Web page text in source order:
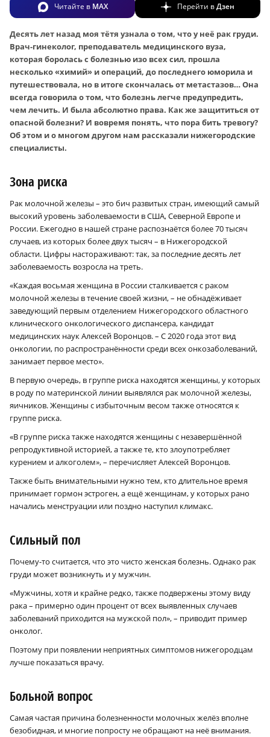
Читайте в MAX Перейти вДзен
Десять лет назад моя тётя узнала о том, что у неё рак груди.
Врач-гинеколог, преподаватель медицинского вуза,
которая боролась с болезнью изо всех сил, прошла
несколько «химий» и операций, до последнего юморила и
путешествовала, но в итоге скончалась от метастазов… Она
всегда говорила о том, что болезнь легче предупредить,
чем лечить. И была абсолютно права. Как же защититься от
опасной болезни? И вовремя понять, что пора бить тревогу?
Об этом и о многом другом нам рассказали нижегородские
специалисты.
Зона риска
Рак молочной железы – это бич развитых стран, имеющий самый
высокий уровень заболеваемости в США, Северной Европе и
России. Ежегодно в нашей стране распознаётся более 70 тысяч
случаев, из которых более двух тысяч – в Нижегородской
области. Цифры настораживают: так, за последние десять лет
заболеваемость возросла на треть.
«Каждая восьмая женщина в России сталкивается с раком
молочной железы в течение своей жизни, – не обнадёживает
заведующий первым отделением Нижегородского областного
клинического онкологического диспансера, кандидат
медицинских наук Алексей Воронцов. – С 2020 года этот вид
онкологии, по распространённости среди всех онкозаболеваний,
занимает первое место».
В первую очередь, в группе риска находятся женщины, у которых
в роду по материнской линии выявлялся рак молочной железы,
яичников. Женщины с избыточным весом также относятся к
группе риска.
«В группе риска также находятся женщины с незавершённой
репродуктивной историей, а также те, кто злоупотребляет
курением и алкоголем», – перечисляет Алексей Воронцов.
Также быть внимательными нужно тем, кто длительное время
принимает гормон эстроген, а ещё женщинам, у которых рано
начались менструации или поздно наступил климакс.
Сильный пол
Почему-то считается, что это чисто женская болезнь. Однако рак
груди может возникнуть и у мужчин.
«Мужчины, хотя и крайне редко, также подвержены этому виду
рака – примерно один процент от всех выявленных случаев
заболеваний приходится на мужской пол», – приводит пример
онколог.
Поэтому при появлении неприятных симптомов нижегородцам
лучше показаться врачу.
Больной вопрос
Самая частая причина болезненности молочных желёз вполне
безобидная, и многие попросту не обращают на неё внимания.